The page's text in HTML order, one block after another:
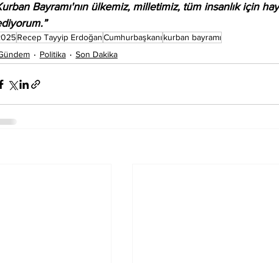
Bayramı'nın ülkemiz, milletimiz, tüm insanlık için
Recep Tayyip ErdoğanCumhurbaşkanıkurban bayramı
Politika Son Dakika